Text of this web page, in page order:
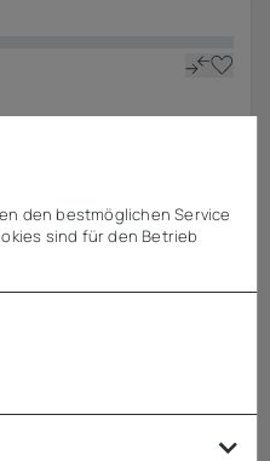
den bestmöglichen Service
sind für den Betrieb